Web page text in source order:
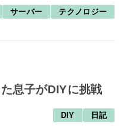
サーバー テクノロジー
息子がDIYに挑戦
DIY 日記